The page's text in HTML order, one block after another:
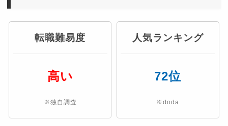
転職難易度
高い
※独自調査
人気ランキング
72位
※doda